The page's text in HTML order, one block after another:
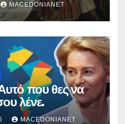
MACEDONIANET
που θες να
λένε.
MACEDONIANET